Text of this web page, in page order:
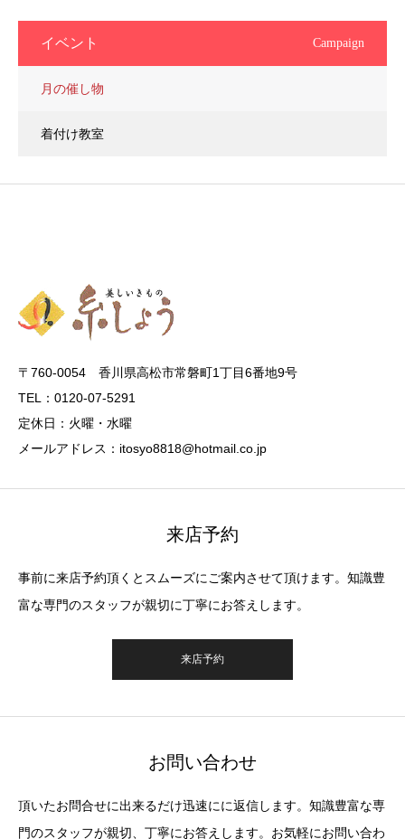
イベント Campaign
月の催し物
着付け教室
〒760-0054 香川県高松市常磐町1丁目6番地9号
TEL：0120-07-5291
定休日：火曜・水曜
メールアドレス：itosyo8818@hotmail.co.jp
来店予約
事前に来店予約頂くとスムーズにご案内させて頂けます。知識豊
富な専門のスタッフが親切に丁寧にお答えします。
来店予約
お問い合わせ
頂いたお問合せに出来るだけ迅速にに返信します。知識豊富な専
門のスタッフが親切、丁寧にお答えします。お気軽にお問い合わ